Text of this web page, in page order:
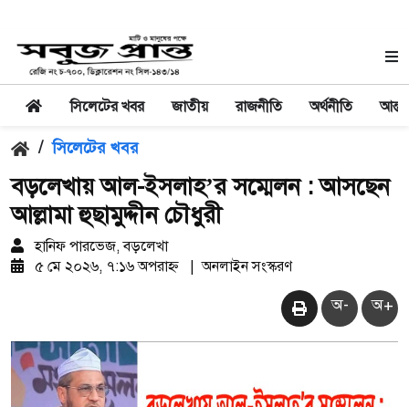
সিলেটের খবর জাতীয় রাজনীতি অর্থনীতি
/ সিলেটের খবর
বড়লেখায় আল-ইসলাহ’র সম্মেলন : আসছেন
আল্লামা হুছামুদ্দীন চৌধুরী
হানিফ পারভেজ, বড়লেখা
৫ মে ২০২৬, ৭:১৬ অপরাহ্ন
অনলাইন সংস্করণ
অ- অ+